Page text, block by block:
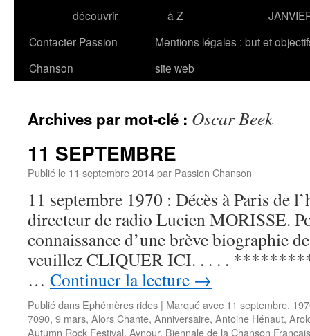
découvrir
à Z
Contacter Passion
Chanson
Mentions légales : but et
site web
Archives par mot-clé : Oscar Beek
11 SEPTEMBRE
Publié le 11 septembre 2014par Passion Chanson
11 septembre 1970 : Décès à Paris de
directeur de radio Lucien MORISSE.
connaissance d’une brève biographie
veuillez CLIQUER ICI. . . . .
… Continuer la lecture →
Publié dans Ephémères rides | Marqué avec 11 septembre,
7090, 9 mars, Alors Chante, Anniversaire, Antoine Hénaut,
Autumn Rock Festival, Aynour, Biennale de la Chanson